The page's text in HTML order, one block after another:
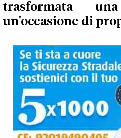
trasformata
un'occasione di